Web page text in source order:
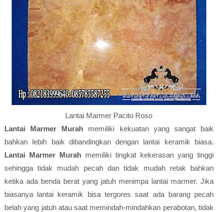
Lantai Marmer Pacito Roso
Lantai Marmer Murah memiliki kekuatan yang sangat baik
bahkan lebih baik dibandingkan dengan lantai keramik biasa.
Lantai Marmer Murah memiliki tingkat kekerasan yang tinggi
sehingga tidak mudah pecah dan tidak mudah retak bahkan
ketika ada benda berat yang jatuh menimpa lantai marmer. Jika
biasanya lantai keramik bisa tergores saat ada barang pecah
belah yang jatuh atau saat memindah-mindahkan perabotan, tidak